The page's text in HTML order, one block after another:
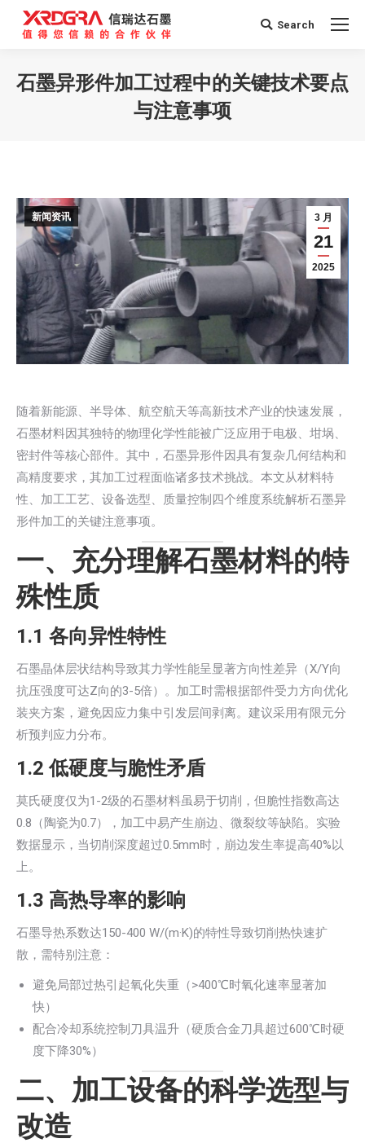
Search:
Search
石墨异形件加工过程中的关键技术要点
与注意事项
3 月
21
2025
新闻资讯
随着新能源、半导体、航空航天等高新技术产业的快速发展，
石墨材料因其独特的物理化学性能被广泛应用于电极、坩埚、
密封件等核心部件。其中，石墨异形件因具有复杂几何结构和
高精度要求，其加工过程面临诸多技术挑战。本文从材料特
性、加工工艺、设备选型、质量控制四个维度系统解析石墨异
形件加工的关键注意事项。
一、充分理解石墨材料的特
殊性质
1.1 各向异性特性
石墨晶体层状结构导致其力学性能呈显著方向性差异（X/Y向
抗压强度可达Z向的3-5倍）。加工时需根据部件受力方向优化
装夹方案，避免因应力集中引发层间剥离。建议采用有限元分
析预判应力分布。
1.2 低硬度与脆性矛盾
莫氏硬度仅为1-2级的石墨材料虽易于切削，但脆性指数高达
0.8（陶瓷为0.7），加工中易产生崩边、微裂纹等缺陷。实验
数据显示，当切削深度超过0.5mm时，崩边发生率提高40%以
上。
1.3 高热导率的影响
石墨导热系数达150-400 W/(m·K)的特性导致切削热快速扩
散，需特别注意：
避免局部过热引起氧化失重（>400℃时氧化速率显著加
快）
配合冷却系统控制刀具温升（硬质合金刀具超过600℃时硬
度下降30%）
二、加工设备的科学选型与
改造